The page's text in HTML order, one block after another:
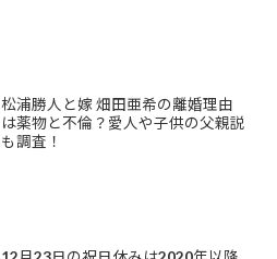
松浦勝人と嫁 畑田亜希の離婚理由
は薬物と不倫？愛人や子供の父親説
も調査！